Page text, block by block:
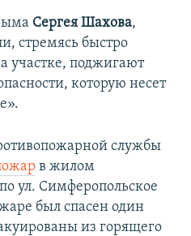
Сергея Шахова,
стремясь быстро
участке, поджигают
которую несет
службы
в жилом
ул. Симферопольское
был спасен один
из горящего